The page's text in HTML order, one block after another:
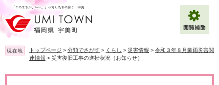
ー
ジ
の
先
頭
す
ニ
ュ
ー
を
飛
し
文字サイズ 標準 拡大
現在地 トップページ > 分類でさがす > くらし > 災害情報 > 令和３年８月豪雨災害関
連情報 > 災害復旧工事の進捗状況（お知らせ）